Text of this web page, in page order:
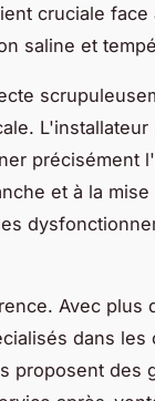
cruciale face
saline et
précisément
et à la
Avec plus
dans
proposent des